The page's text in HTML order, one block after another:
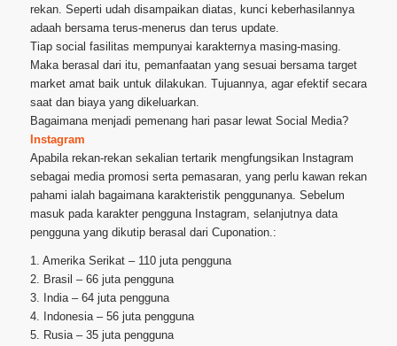
rekan. Seperti udah disampaikan diatas, kunci keberhasilannya
adaah bersama terus-menerus dan terus update.
Tiap social fasilitas mempunyai karakternya masing-masing.
Maka berasal dari itu, pemanfaatan yang sesuai bersama target
market amat baik untuk dilakukan. Tujuannya, agar efektif secara
saat dan biaya yang dikeluarkan.
Bagaimana menjadi pemenang hari pasar lewat Social Media?
Instagram
Apabila rekan-rekan sekalian tertarik mengfungsikan Instagram
sebagai media promosi serta pemasaran, yang perlu kawan rekan
pahami ialah bagaimana karakteristik penggunanya. Sebelum
masuk pada karakter pengguna Instagram, selanjutnya data
pengguna yang dikutip berasal dari Cuponation.:
1. Amerika Serikat – 110 juta pengguna
2. Brasil – 66 juta pengguna
3. India – 64 juta pengguna
4. Indonesia – 56 juta pengguna
5. Rusia – 35 juta pengguna